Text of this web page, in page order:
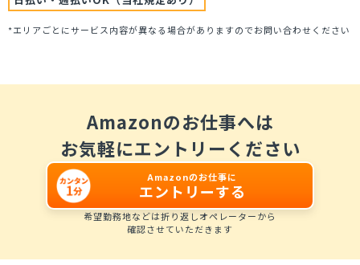
*エリアごとにサービス内容が異なる場合がありますのでお問い合わせください
Amazonのお仕事へは
お気軽にエントリーください
Amazonのお仕事に
エントリーする
希望勤務地などは折り返しオペレーターから
確認させていただきます